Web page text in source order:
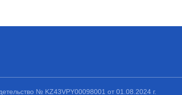
№ KZ43VPY00098001 от 01.08.2024 г.